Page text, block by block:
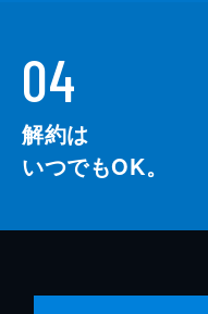
04
解約は
いつでもOK。